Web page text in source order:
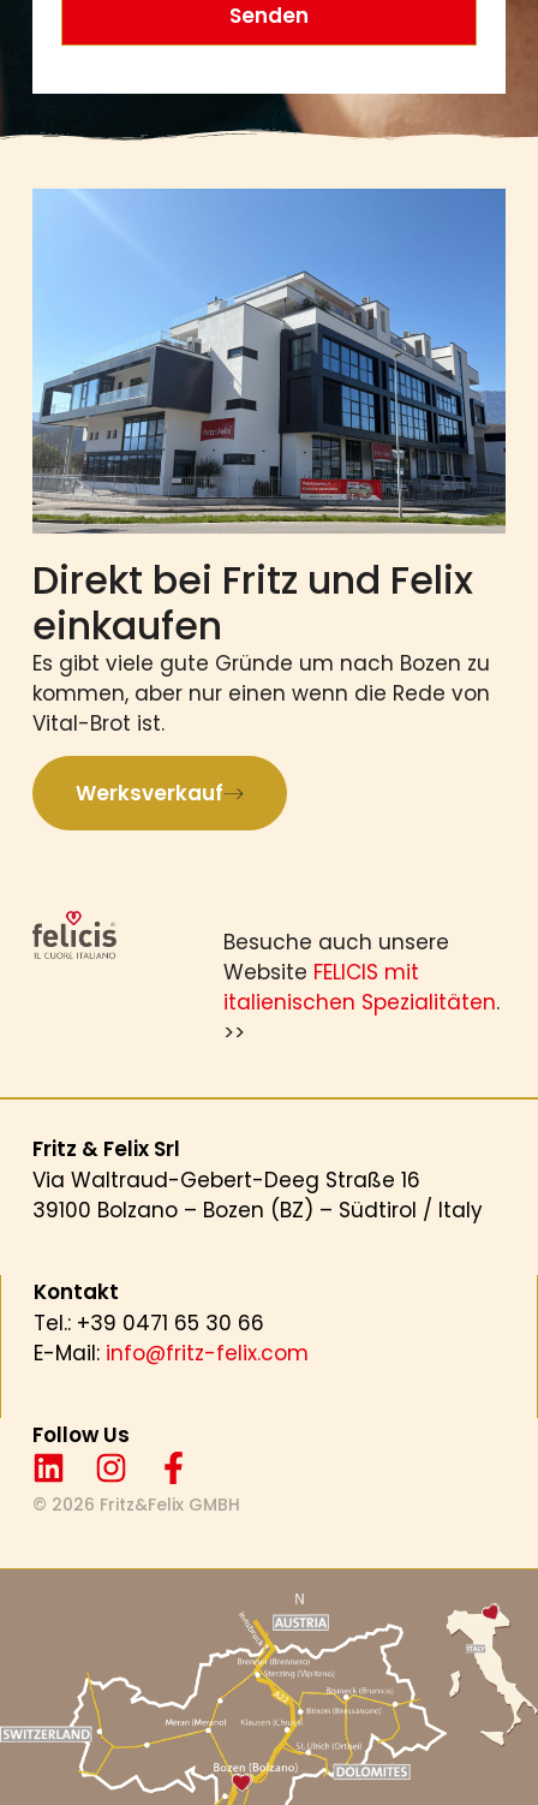
Senden
Direkt bei Fritz und Felix
einkaufen
Es gibt viele gute Gründe um nach Bozen zu
kommen, aber nur einen wenn die Rede von
Vital-Brot ist.
Werksverkauf
Besuche auch unsere
Website FELICIS mit
italienischen Spezialitäten.
>>
Fritz & Felix Srl
Via Waltraud-Gebert-Deeg Straße 16
39100 Bolzano – Bozen (BZ) – Südtirol / Italy
Kontakt
Tel.: +39 0471 65 30 66
E-Mail: info@fritz-felix.com
Follow Us
© 2026 Fritz&Felix GMBH